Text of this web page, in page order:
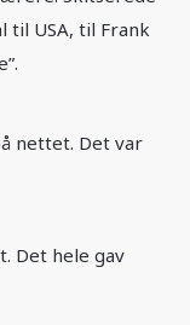
til USA, til Frank
nettet. Det var
Det hele gav